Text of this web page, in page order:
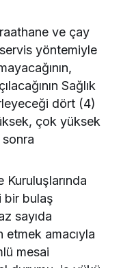
ve çay
yöntemiyle
Sağlık
dört (4)
çok yüksek
sonra
bir bulaş
sayıda
etmek amacıyla
mesai